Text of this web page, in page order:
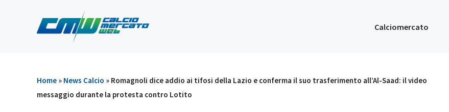
contenuto
Calciomercato
Home » News Calcio » Romagnoli dice addio ai tifosi della Lazio e conferma il suo trasferimento all’Al-Saad: il video
messaggio durante la protesta contro Lotito